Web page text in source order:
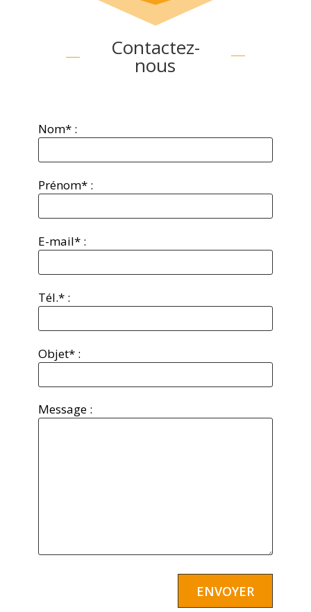
Contactez-
nous
Nom* :
Prénom* :
E-mail* :
Tél.* :
Objet* :
Message :